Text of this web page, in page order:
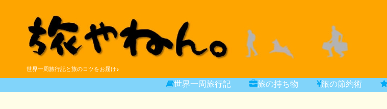
世界一周旅行記と旅のコツをお届け♪
世界一周旅行記 旅の持ち物 旅の節約術